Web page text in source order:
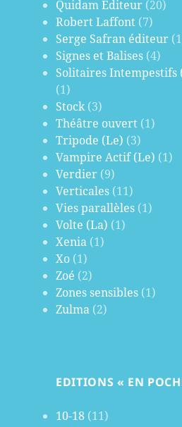
Quidam Editeur (20)
Robert Laffont (7)
Serge Safran éditeur
Signes et Balises (4)
Solitaires Intempestifs
(1)
Stock(3)
Théâtre ouvert (1)
Tripode (Le) (3)
Vampire Actif (Le) (1)
Verdier (9)
Verticales (11)
Vies parallèles (1)
Volte (La) (1)
Xenia (1)
Xo (1)
Zoé (2)
Zones sensibles (1)
Zulma (2)
EDITIONS « EN
10-18 (11)